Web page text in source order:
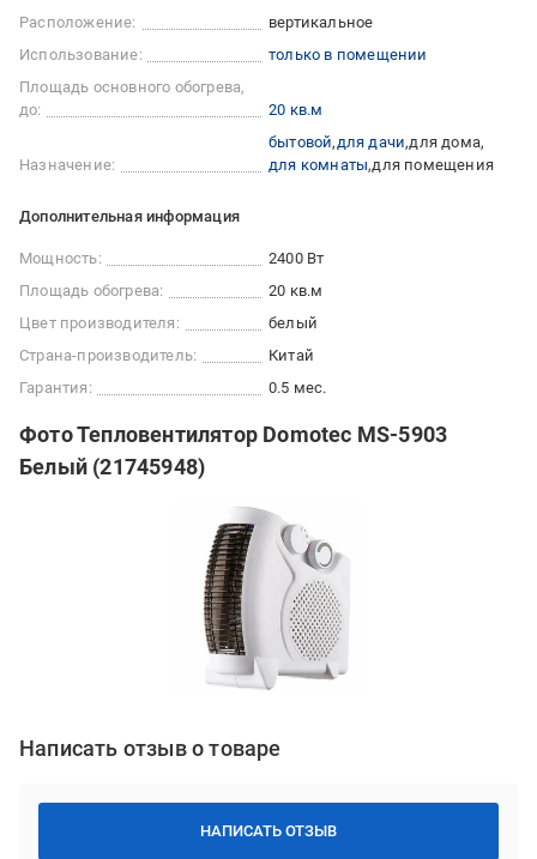
Расположение:
вертикальное
Использование:
только в помещении
Площадь основного обогрева,
до:
20 кв.м
Назначение:
бытовой для дачи для дома
для комнаты для помещения
Дополнительная информация
Мощность:
2400 Вт
Площадь обогрева:
20 кв.м
Цвет производителя:
белый
Страна-производитель:
Китай
Гарантия:
0.5 мес.
Фото Тепловентилятор Domotec MS-5903
Белый (21745948)
Написать отзыв о товаре
НАПИСАТЬ ОТЗЫВ